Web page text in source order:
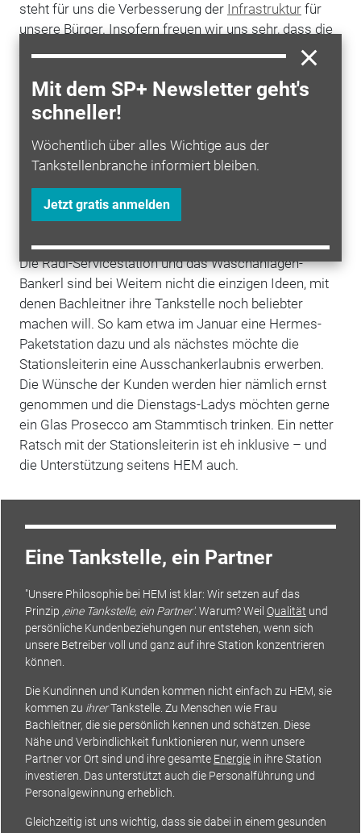
Mit dem SP+ Newsletter geht's
schneller!
Wöchentlich über alles Wichtige aus der
Tankstellenbranche informiert bleiben.
Jetzt gratis anmelden
steht für uns die Verbesserung der Infrastrukturfür
unsere Bürger. Insofern freuen wir uns sehr, dass die
kooperativ gezeigt hat.“ Und weiter: „Die Fassade aus
natürlichen Materialien verleiht der Tankstelle ein
gemütliches Äußeres und wird sich auch am
befindlichen Seniorenwohnungen wiederfinden. Die
DeutscheTamoilGmbH überlegt, diese Optik bei
anstehenden Neubauten zu übernehmen,
Fahrenzhausen ist also ein echtes Pionierprojekt
Die Radl-Servicestation und das Waschanlagen-
Bankerl sind bei Weitem nicht die einzigen Ideen, mit
denen Bachleitner ihre Tankstelle noch beliebter
machen will. So kam etwa im Januar eine Hermes-
Paketstation dazu und als nächstes möchte die
Stationsleiterin eine Ausschankerlaubnis erwerben.
Die Wünsche der Kunden werden hier nämlich ernst
genommen und die Dienstags-Ladys möchten gerne
ein Glas Prosecco am Stammtisch trinken. Ein netter
Ratsch mit der Stationsleiterin ist eh inklusive – und
die Unterstützung seitens HEM auch.
Eine Tankstelle, ein Partner
"Unsere Philosophie bei HEM ist klar: Wir setzen auf das
Prinzip ‚eine Tankstelle, ein Partner'. Warum? Weil Qualität und
persönliche Kundenbeziehungen nur entstehen, wenn sich
unsere Betreiber voll und ganz auf ihre Station konzentrieren
können.
Die Kundinnen und Kunden kommen nicht einfach zu HEM, sie
kommen zu ihrerTankstelle. Zu Menschen wie Frau
Bachleitner, die sie persönlich kennen und schätzen. Diese
Nähe und Verbindlichkeit funktionieren nur, wenn unsere
Partner vor Ort sind und ihre gesamte Energiein ihre Station
investieren. Das unterstützt auch die Personalführung und
Personalgewinnung erheblich.
Gleichzeitig ist uns wichtig, dass sie dabei in einem gesunden